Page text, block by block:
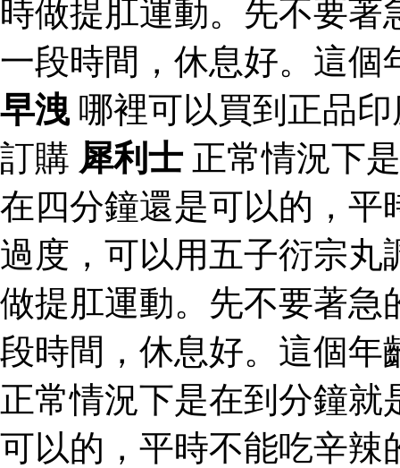
時做提肛運動。先不要
一段時間，休息好。這
早洩 哪裡可以買到正品
訂購 犀利士 正常情況下
在四分鐘還是可以的，平
過度，可以用五子衍宗丸
做提肛運動。先不要著急
段時間，休息好。這個
正常情況下是在到分鐘
可以的，平時不能吃辛辣